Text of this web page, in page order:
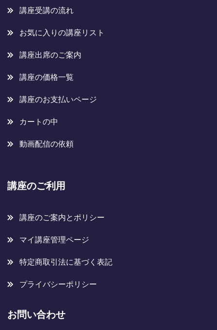
講座受講の流れ
お気に入りの講座リスト
講座出席のご案内
講座の価格一覧
講座のお支払いページ
カートの中
動画配信の依頼
講座のご利用
講座のご案内とポリシー
マイ講座管理ページ
特定商取引法に基づく表記
プライバシーポリシー
お問い合わせ